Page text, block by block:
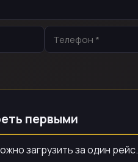
первыми
загрузить за один рейс.